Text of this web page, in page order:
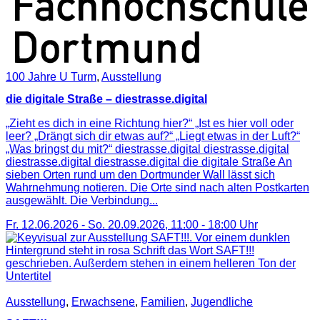
100 Jahre U Turm, Ausstellung
die digitale Straße – diestrasse.digital
„Zieht es dich in eine Richtung hier?“ „Ist es hier voll oder
leer? „Drängt sich dir etwas auf?“ „Liegt etwas in der Luft?“
„Was bringst du mit?“ diestrasse.digital diestrasse.digital
diestrasse.digital diestrasse.digital die digitale Straße An
sieben Orten rund um den Dortmunder Wall lässt sich
Wahrnehmung notieren. Die Orte sind nach alten Postkarten
ausgewählt. Die Verbindung...
Fr. 12.06.2026 - So. 20.09.2026, 11:00 - 18:00 Uhr
Ausstellung, Erwachsene, Familien, Jugendliche